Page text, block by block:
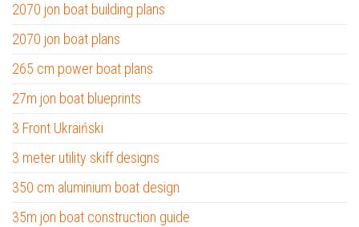
2070 jon boat building plans
2070 jon boat plans
265 cm power boat plans
27m jon boat blueprints
3 Front Ukraiński
3 meter utility skiff designs
350 cm aluminium boat design
35m jon boat construction guide